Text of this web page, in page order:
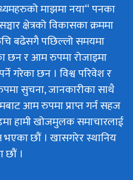
माझमा नया“ पनका
क्षेत्रको विकासका क्रममा
बढेसगै पछिल्लो समयमा
छन र आम रुपमा रोजाइमा
गरेका छन । विश्व परिवेश र
सुचना, जानकारीका साथै
आम रुपमा प्राप्त गर्न सहज
हामी खोजमुलक समाचारलाई
भएका छौं । खासगरेर स्थानिय
छौं ।